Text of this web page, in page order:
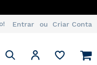
Entrar Criar Conta
Pesquisa
Pesquisa
Minha Conta